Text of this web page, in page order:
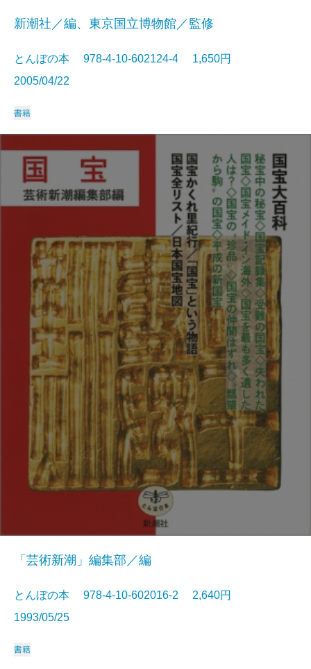
新潮社／編、東京国立博物館／監修
とんぼの本 978-4-10-602124-4 1,650円
2005/04/22
書籍
「芸術新潮」編集部／編
とんぼの本 978-4-10-602016-2 2,640円
1993/05/25
書籍